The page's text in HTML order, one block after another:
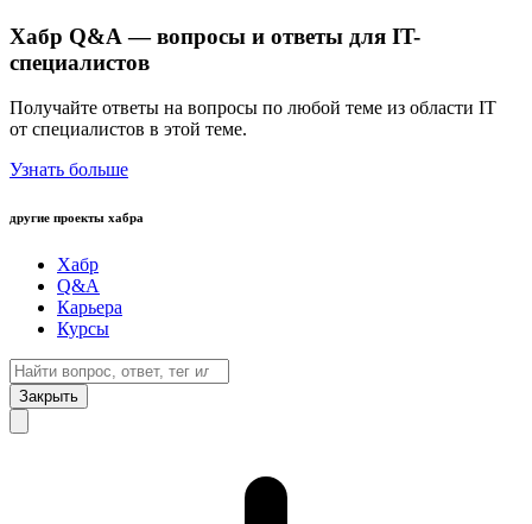
Хабр Q&A — вопросы и ответы для IT-
специалистов
Получайте ответы на вопросы по любой теме из области IT
от специалистов в этой теме.
Узнать больше
другие проекты хабра
Хабр
Q&A
Карьера
Курсы
Закрыть